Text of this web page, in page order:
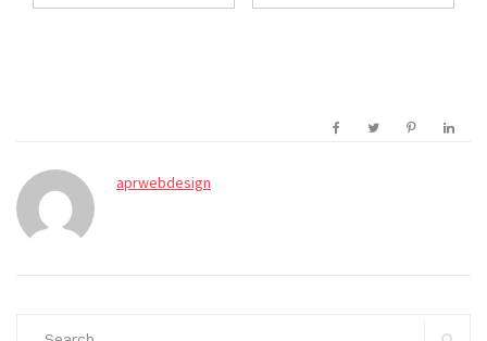
aprwebdesign